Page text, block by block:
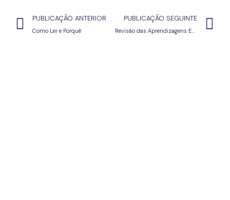
PUBLICAÇÃO ANTERIOR
Como Ler e Porquê
PUBLICAÇÃO SEGUINTE
Revisão das Aprendizagens Essenciais – inquérito